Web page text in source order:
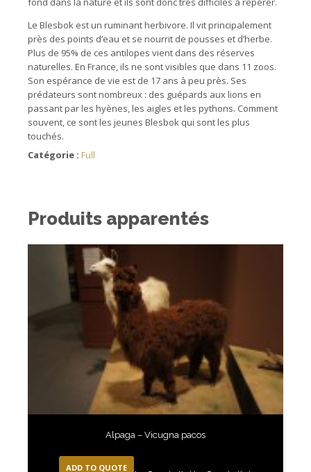
Le Blesbok est un ruminant herbivore. Il vit principalement
près des points d’eau et se nourrit de pousses et d’herbe.
Plus de 95% de ces antilopes vient dans des réserves
naturelles. En France, ils ne sont visibles que dans 11 zoos.
Son espérance de vie est de 17 ans à peu près. Ses
prédateurs sont nombreux : des guépards aux lions en
passant par les hyènes, les aigles et les pythons. Comment
souvent, ce sont les jeunes Blesbok qui sont les plus
touchés.
Catégorie : Full
Produits apparentés
Alpaga – Vicugna pacos
ADD TO QUOTE